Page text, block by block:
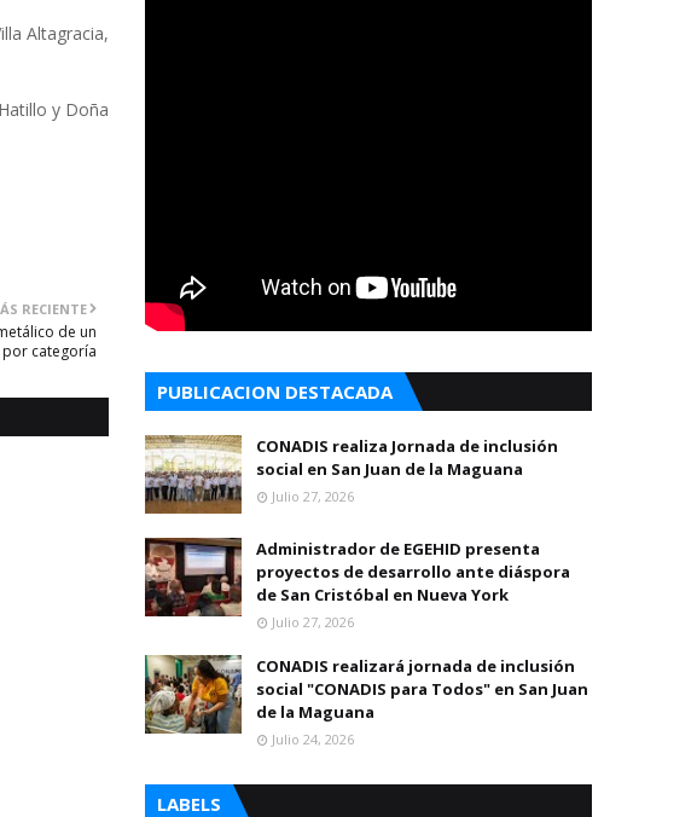
Altagracia,
y Doña
RECIENTE
de un
categoría
PUBLICACION DESTACADA
CONADIS realiza Jornada de inclusión
social en San Juan de la Maguana
Julio 27, 2026
Administrador de EGEHID presenta
proyectos de desarrollo ante diáspora
de San Cristóbal en Nueva York
Julio 27, 2026
CONADIS realizará jornada de inclusión
social "CONADIS para Todos" en San Juan
de la Maguana
Julio 24, 2026
LABELS